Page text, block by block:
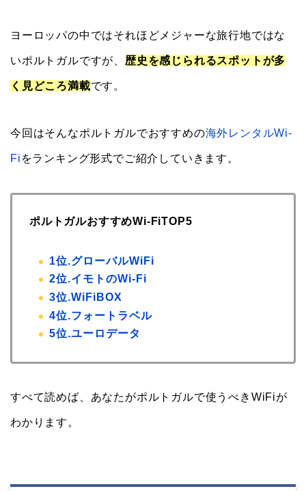
ヨーロッパの中ではそれほどメジャーな旅行地ではな
いポルトガルですが、 歴史を感じられるスポットが多
く見どころ満載です。
今回はそんなポルトガルでおすすめの海外レンタルWi-
Fi をランキング形式でご紹介していきます。
ポルトガルおすすめWi-FiTOP5
1位.グローバルWiFi
2位.イモトのWi-Fi
3位.WiFiBOX
4位.フォートラベル
5位.ユーロデータ
すべて読めば、あなたがポルトガルで使うべきWiFiが
わかります。